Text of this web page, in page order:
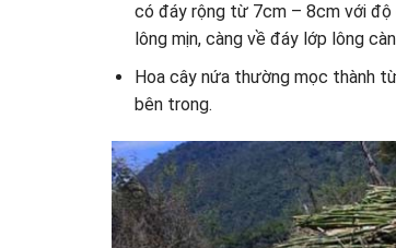
có đáy rộng từ 7cm – 8cm với
lông mịn, càng về đáy lớp lông
Hoa cây nứa thường mọc thành
bên trong.